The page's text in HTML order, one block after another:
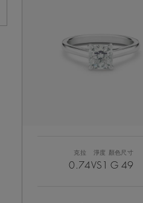
克拉
0.74
淨度
VS1
顏色
G
尺寸
49